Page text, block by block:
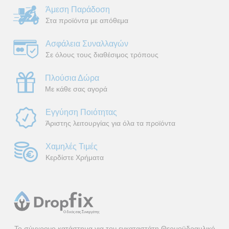
Άμεση Παράδοση
Στα προϊόντα με απόθεμα
Ασφάλεια Συναλλαγών
Σε όλους τους διαθέσιμος τρόπους
Πλούσια Δώρα
Με κάθε σας αγορά
Εγγύηση Ποιότητας
Άριστης λειτουργίας για όλα τα προϊόντα
Χαμηλές Τιμές
Κερδίστε Χρήματα